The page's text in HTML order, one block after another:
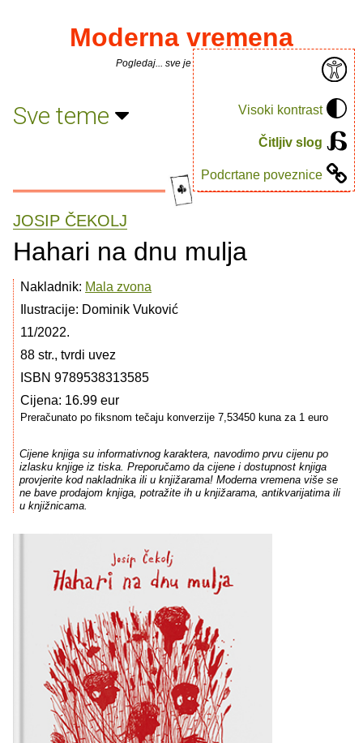
Visoki kontrast
Čitljiv slog
Podcrtane poveznice
Moderna vremena
Pogledaj... sve je puno knjiga.
Sve teme
JOSIP ČEKOLJ
Hahari na dnu mulja
Nakladnik: Mala zvona
Ilustracije: Dominik Vuković
11/2022.
88 str., tvrdi uvez
ISBN 9789538313585
Cijena: 16.99 eur
Preračunato po fiksnom tečaju konverzije 7,53450 kuna za 1 euro
Cijene knjiga su informativnog karaktera, navodimo prvu cijenu po
izlasku knjige iz tiska. Preporučamo da cijene i dostupnost knjiga
provjerite kod nakladnika ili u knjižarama! Moderna vremena više se
ne bave prodajom knjiga, potražite ih u knjižarama, antikvarijatima ili
u knjižnicama.